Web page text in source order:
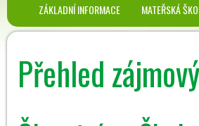
ZÁKLADNÍ INFORMACE MATEŘSKÁ
Přehled